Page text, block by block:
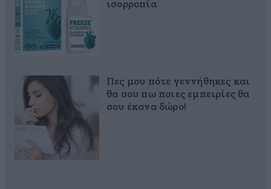
ισορροπία
Πες μου πότε γεννήθηκες και
θα σου πω ποιες εμπειρίες θα
σου έκανα δώρο!